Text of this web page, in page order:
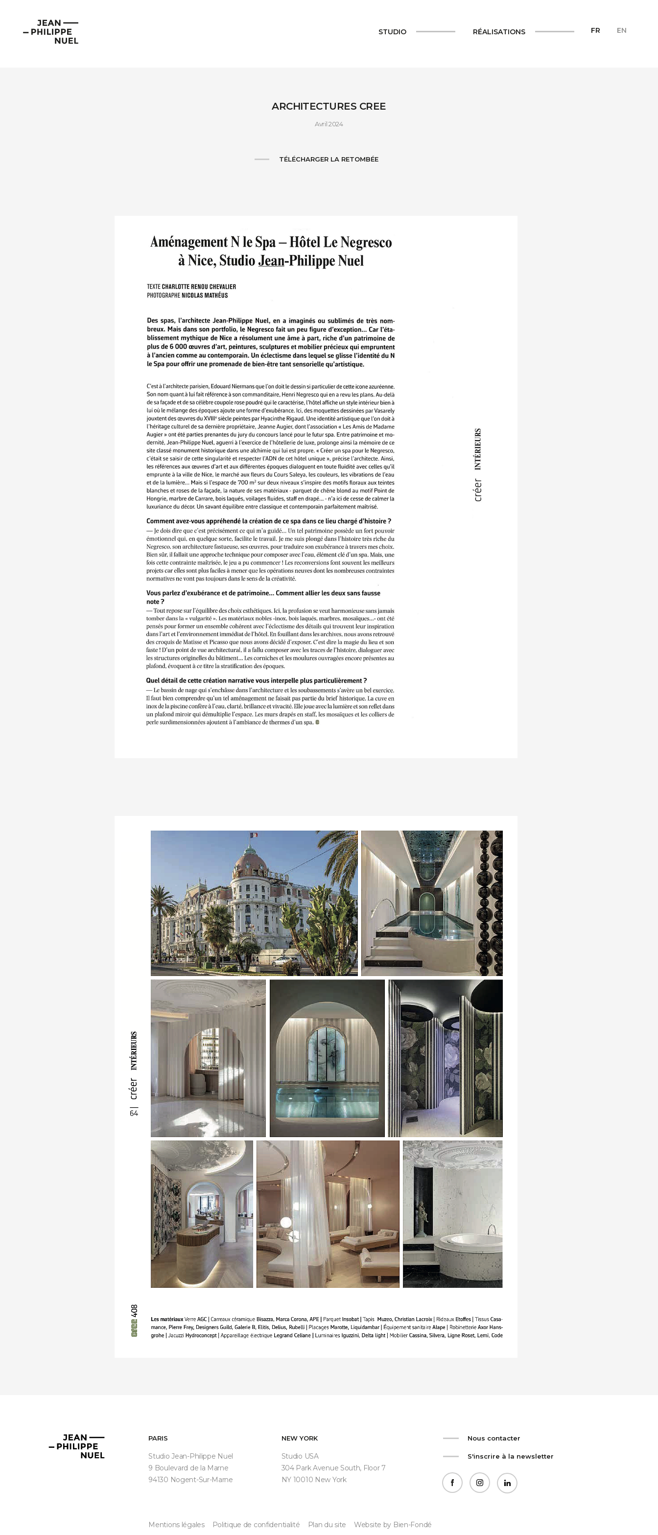
contenuJean-
Philippe
STUDIO RÉALISATIONS FR EN
ARCHITECTURES CREE
Avril 2024
TÉLÉCHARGER LA RETOMBÉE
Jean-
Philippe
PARIS
Studio Jean-Philippe Nuel
9 Boulevard de la Marne
94130 Nogent-Sur-Marne
NEW YORK
Studio USA
304 Park Avenue South, Floor 7
NY 10010 New York
Nous contacter
S'inscrire à la newsletter
facebookinstagramlinkedin
Mentions légales Politique de confidentialité Plan du site Website by Bien-Fondé